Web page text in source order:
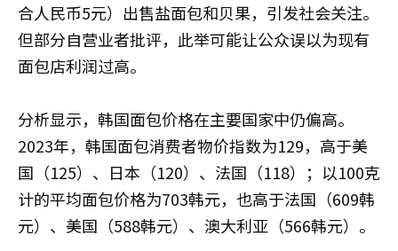
合人民币5元）出售盐面包和贝果，引发社会关注。
但部分自营业者批评，此举可能让公众误以为现有
面包店利润过高。
分析显示，韩国面包价格在主要国家中仍偏高。
2023年，韩国面包消费者物价指数为129，高于美
国（125）、日本（120）、法国（118）；以100克
计的平均面包价格为703韩元，也高于法国（609韩
元）、美国（588韩元）、澳大利亚（566韩元）。